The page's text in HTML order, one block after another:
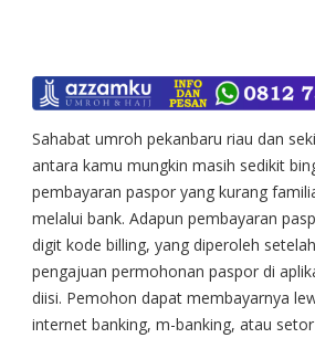
Sahabat umroh pekanbaru riau dan
antara kamu mungkin masih sedikit
pembayaran paspor yang kurang
melalui bank. Adapun pembayaran
digit kode billing, yang diperoleh
pengajuan permohonan paspor di
diisi. Pemohon dapat membayarnya
internet banking, m-banking, atau